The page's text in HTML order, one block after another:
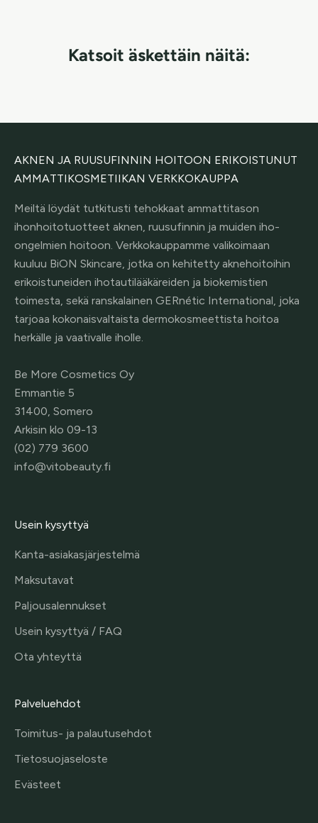
Katsoit äskettäin näitä:
AKNEN JA RUUSUFINNIN HOITOON ERIKOISTUNUT
AMMATTIKOSMETIIKAN VERKKOKAUPPA
Meiltä löydät tutkitusti tehokkaat ammattitason
ihonhoitotuotteet aknen, ruusufinnin ja muiden iho-
ongelmien hoitoon. Verkkokauppamme valikoimaan
kuuluu BiON Skincare, jotka on kehitetty aknehoitoihin
erikoistuneiden ihotautilääkäreiden ja biokemistien
toimesta, sekä ranskalainen GERnétic International, joka
tarjoaa kokonaisvaltaista dermokosmeettista hoitoa
herkälle ja vaativalle iholle.
Be More Cosmetics Oy
Emmantie 5
31400, Somero
Arkisin klo 09-13
(02) 779 3600
info@vitobeauty.fi
Usein kysyttyä
Kanta-asiakasjärjestelmä
Maksutavat
Paljousalennukset
Usein kysyttyä / FAQ
Ota yhteyttä
Palveluehdot
Toimitus- ja palautusehdot
Tietosuojaseloste
Evästeet